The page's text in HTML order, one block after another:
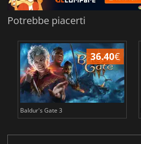
Potrebbe piacerti
36.40€
Baldur's Gate 3